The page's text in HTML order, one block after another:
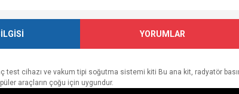
YORUMLAR
test cihazı ve vakum tipi soğutma sistemi kiti Bu ana kit, radyatör
araçların çoğu için uygundur.